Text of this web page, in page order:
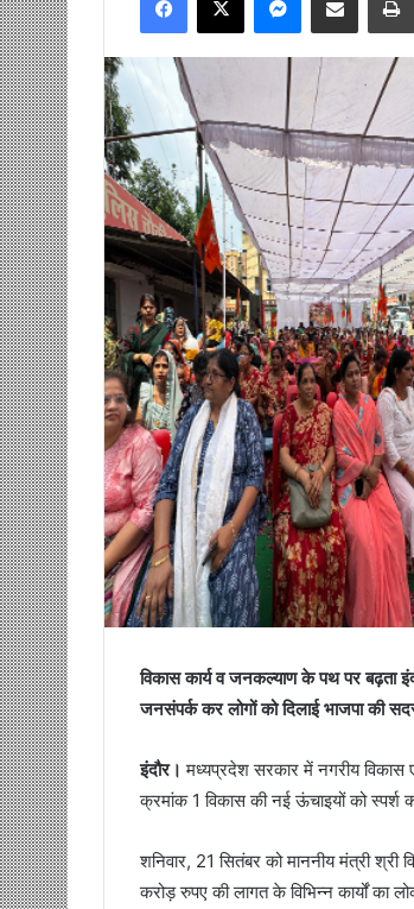
विकास कार्य व जनकल्याण के पथ पर बढ़ता
जनसंपर्क कर लोगों को दिलाई भाजपा की
इंदौर। मध्यप्रदेश सरकार में नगरीय विकास
क्रमांक 1 विकास की नई ऊंचाइयों को
शनिवार, 21 सितंबर को माननीय मंत्री श्री
करोड़ रुपए की लागत के विभिन्न कार्यों का